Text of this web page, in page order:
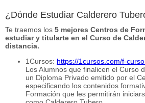
¿Dónde Estudiar Calderero
Te traemos los 5 mejores Centros de
estudiar y titularte en el Curso de
distancia.
1Cursos: https://1cursos.com/f-
Los Alumnos que finalicen el Curso
un Diploma Privado emitido por el
especificando los contenidos
Formación que les permitirán